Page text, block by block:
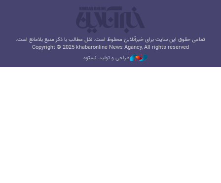
تمامی حقوق این سایت برای خبرآنلاین محفوظ است. نقل مطالب با ذکر منبع بلامانع است.
Copyright © 2025 khabaronline News Agancy, All rights reserved
طراحی و تولید: نستوه